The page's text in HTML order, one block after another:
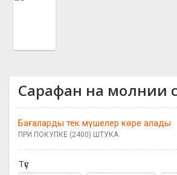
Сарафан на молнии
Бағаларды тек мүшелер көре алады
ПРИ ПОКУПКЕ (2400) ШТУКА
Түс